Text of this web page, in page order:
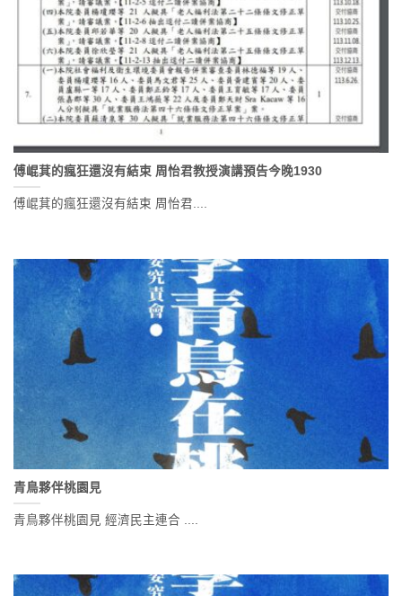
傅崐萁的瘋狂還沒有結束 周怡君教授演講預告今晚1930
傅崐萁的瘋狂還沒有結束 周怡君....
青鳥夥伴桃園見
青鳥夥伴桃園見 經濟民主連合 ....